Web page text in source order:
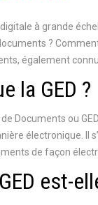
à grande
?
également
la GED ?
de Documents ou
électronique. Il
de façon
est-